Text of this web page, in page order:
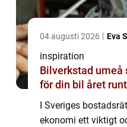
04 augusti 2026 Eva
inspiration
Bilverkstad umeå så hittar du rätt hjälp
för din bil året runt
I Sveriges
ekonomi ett viktigt